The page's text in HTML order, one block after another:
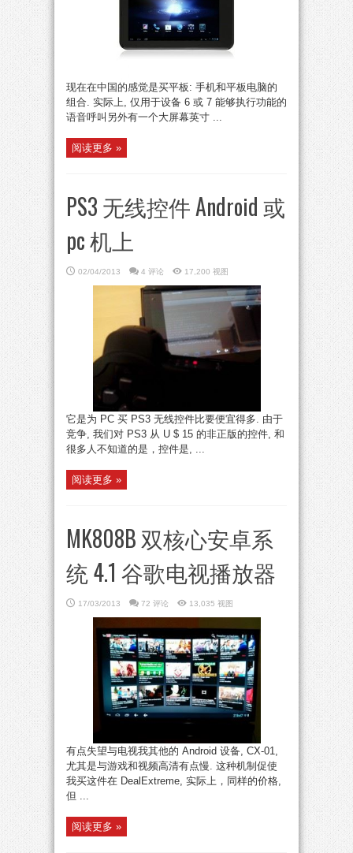
现在在中国的感觉是买平板: 手机和平板电脑的
组合. 实际上, 仅用于设备 6 或 7 能够执行功能的
语音呼叫另外有一个大屏幕英寸 ...
阅读更多 »
PS3 无线控件 Android 或
pc 机上
02/04/2013 4 评论 17,200 视图
它是为 PC 买 PS3 无线控件比要便宜得多. 由于
竞争, 我们对 PS3 从 U $ 15 的非正版的控件, 和
很多人不知道的是，控件是, ...
阅读更多 »
MK808B 双核心安卓系
统 4.1 谷歌电视播放器
17/03/2013 72 评论 13,035 视图
有点失望与电视我其他的 Android 设备, CX-01,
尤其是与游戏和视频高清有点慢. 这种机制促使
我买这件在 DealExtreme, 实际上，同样的价格,
但 ...
阅读更多 »